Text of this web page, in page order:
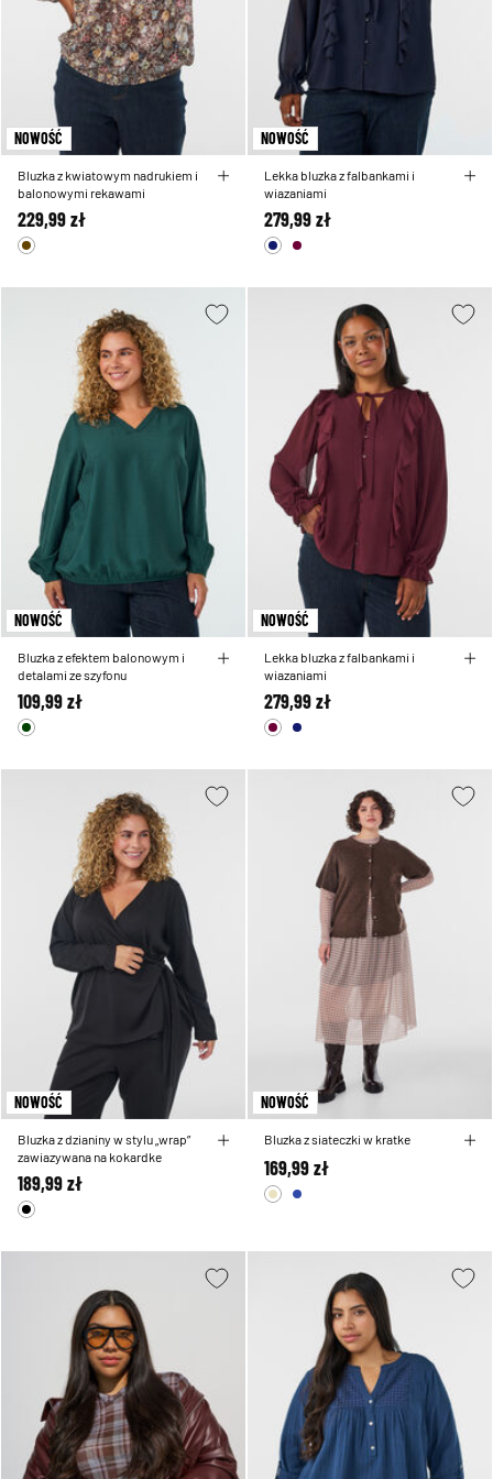
NOWOŚĆ
Bluzka z kwiatowym nadrukiem i
balonowymi rekawami
229,99 zł
NOWOŚĆ
Lekka bluzka z falbankami i
wiazaniami
279,99 zł
NOWOŚĆ
Bluzka z efektem balonowym i
detalami ze szyfonu
109,99 zł
NOWOŚĆ
Lekka bluzka z falbankami i
wiazaniami
279,99 zł
NOWOŚĆ
Bluzka z dzianiny w stylu „wrap”
zawiazywana na kokardke
189,99 zł
NOWOŚĆ
Bluzka z siateczki w kratke
169,99 zł